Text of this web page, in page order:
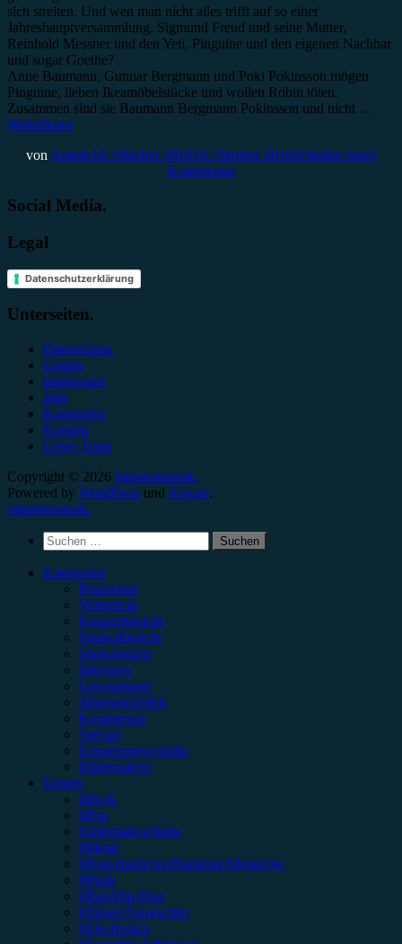
sich streiten. Und wen man nicht alles trifft auf so einer
Jahreshauptversammlung, Sigmund Freud und seine Mutter,
Reinhold Messner und den Yeti, Pinguine und den eigenen Nachbar
und sogar Goethe?
Anne Baumann, Gunnar Bergmann und Poki Pokinsson mögen
Pinguine, lieben Ikeamöbelstücke und wollen Robin töten.
Zusammen sind sie Baumann Bergmann Pokinsson und nicht …
Weiterlesen
von Amelie18. Oktober 201619. Oktober 2016Schreibe einen
Kommentar
Social Media.
Legal
Datenschutzerklärung
Unterseiten.
Datenschutz
Genres
Impressum
Jobs
Kategorien
Kontakt
Unser Team
Copyright © 2026 minutenmusik..
Powered by WordPress und Arouse.
minutenmusik.
Suchen
nach:
Kategorien
Rezension
Vorbericht
Konzertbericht
Festivalbericht
Showbericht
Interview
Gewinnspiel
Jahresrückblick
Kommentar
Special
Erinnerungswürdig
Bildergalerie
Genres
#Rock
#Pop
#Alternative/Indie
#Metal
#Post-Hardcore/Hardcore/Metalcore
#Punk
#Rap/Hip-Hop
#Singer/Songwriter
#Electronica